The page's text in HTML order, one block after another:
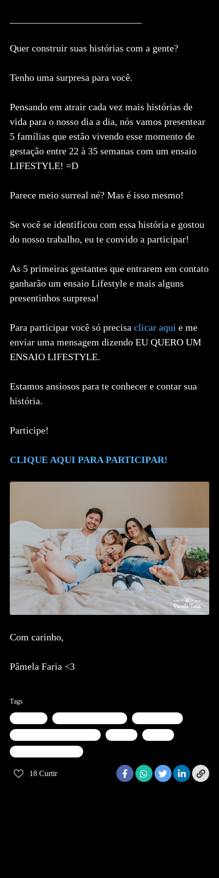
Quer construir suas histórias com a gente?
Tenho uma surpresa para você.
Pensando em atrair cada vez mais histórias de
vida para o nosso dia a dia, nós vamos presentear
5 famílias que estão vivendo esse momento de
gestação entre 22 à 35 semanas com um ensaio
LIFESTYLE! =D
Parece meio surreal né? Mas é isso mesmo!
Se você se identificou com essa história e gostou
do nosso trabalho, eu te convido a participar!
As 5 primeiras gestantes que entrarem em contato
ganharão um ensaio Lifestyle e mais alguns
presentinhos surpresa!
Para participar você só precisa clicar aqui e me
enviar uma mensagem dizendo EU QUERO UM
ENSAIO LIFESTYLE.
Estamos ansiosos para te conhecer e contar sua
história.
Participe!
CLIQUE AQUI PARA PARTICIPAR!
Com carinho,
Pâmela Faria <3
Tags
18 Curtir